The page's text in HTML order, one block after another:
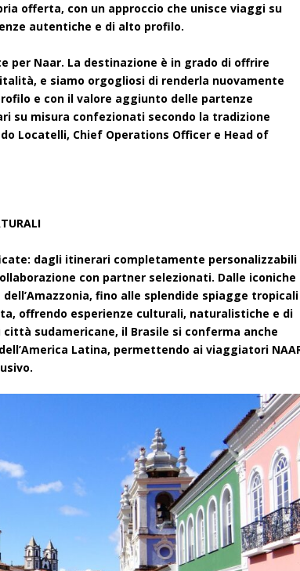
offerta, con un approccio che unisce viaggi su
autentiche e di alto profilo.
per Naar. La destinazione è in grado di offrire
e siamo orgogliosi di renderla nuovamente
e con il valore aggiunto delle partenze
su misura confezionati secondo la tradizione
Locatelli, Chief Operations Officer e Head of
dagli itinerari completamente personalizzabili
con partner selezionati. Dalle iconiche
fino alle splendide spiagge tropicali
offrendo esperienze culturali, naturalistiche e di
sudamericane, il Brasile si conferma anche
Latina, permettendo ai viaggiatori